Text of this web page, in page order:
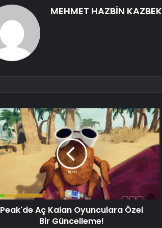
MEHMET HAZBİN KAZBEK
Peak'de Aç Kalan Oyunculara Özel
Bir Güncelleme!